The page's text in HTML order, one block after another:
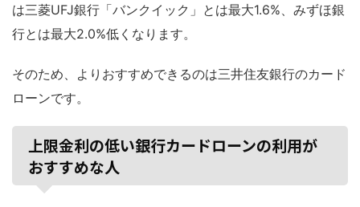
は三菱UFJ銀行「バンクイック」とは最大1.6%、みずほ銀
行とは最大2.0%低くなります。
そのため、よりおすすめできるのは三井住友銀行のカード
ローンです。
上限金利の低い銀行カードローンの利用が
おすすめな人